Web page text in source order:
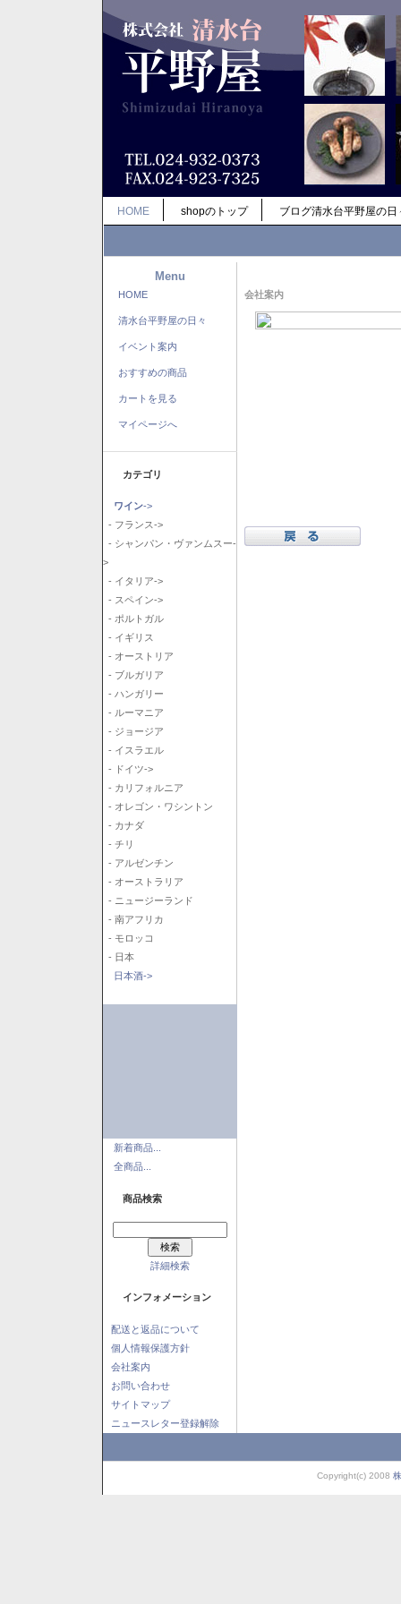
HOME shopのトップ ブログ清水台平野屋の日
Menu
HOME
清水台平野屋の日々
イベント案内
おすすめの商品
カートを見る
マイページへ
カテゴリ
ワイン->
- フランス->
- シャンパン・ヴァンムスー-
>
- イタリア->
- スペイン->
- ポルトガル
- イギリス
- オーストリア
- ブルガリア
- ハンガリー
- ルーマニア
- ジョージア
- イスラエル
- ドイツ->
- カリフォルニア
- オレゴン・ワシントン
- カナダ
- チリ
- アルゼンチン
- オーストラリア
- ニュージーランド
- 南アフリカ
- モロッコ
- 日本
日本酒->
新着商品...
全商品...
商品検索
詳細検索
インフォメーション
配送と返品について
個人情報保護方針
会社案内
お問い合わせ
サイトマップ
ニュースレター登録解除
会社案内
Copyright(c) 2008